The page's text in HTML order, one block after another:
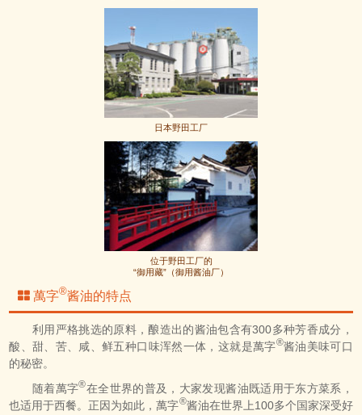
日本野田工厂
位于野田工厂的
“御用藏”（御用酱油厂）
萬字®酱油的特点
利用严格挑选的原料，酿造出的酱油包含有300多种芳香成分，
酸、甜、苦、咸、鲜五种口味浑然一体，这就是萬字®酱油美味可口
的秘密。
随着萬字®在全世界的普及，大家发现酱油既适用于东方菜系，
也适用于西餐。正因为如此，萬字®酱油在世界上100多个国家深受好